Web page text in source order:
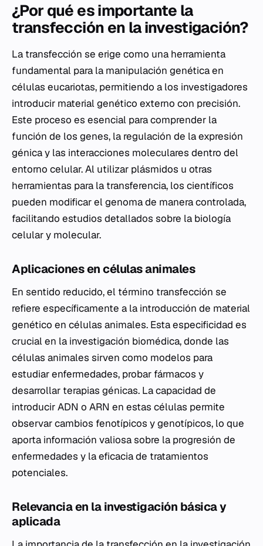
¿Por qué es importante la
transfección en la investigación?
La transfección se erige como una herramienta
fundamental para la manipulación genética en
células eucariotas, permitiendo a los investigadores
introducir material genético externo con precisión.
Este proceso es esencial para comprender la
función de los genes, la regulación de la expresión
génica y las interacciones moleculares dentro del
entorno celular. Al utilizar plásmidos u otras
herramientas para la transferencia, los científicos
pueden modificar el genoma de manera controlada,
facilitando estudios detallados sobre la biología
celular y molecular.
Aplicaciones en células animales
En sentido reducido, el término transfección se
refiere específicamente a la introducción de material
genético en células animales. Esta especificidad es
crucial en la investigación biomédica, donde las
células animales sirven como modelos para
estudiar enfermedades, probar fármacos y
desarrollar terapias génicas. La capacidad de
introducir ADN o ARN en estas células permite
observar cambios fenotípicos y genotípicos, lo que
aporta información valiosa sobre la progresión de
enfermedades y la eficacia de tratamientos
potenciales.
Relevancia en la investigación básica y
aplicada